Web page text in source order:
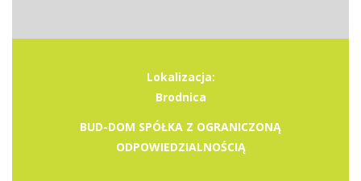
Lokalizacja:
Brodnica
BUD-DOM SPÓŁKA Z OGRANICZONĄ
ODPOWIEDZIALNOŚCIĄ